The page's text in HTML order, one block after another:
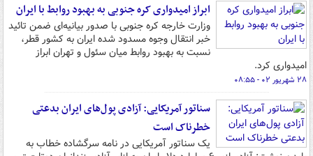
ابراز امیدواری کره جنوبی به بهبود روابط با ایران
وزارت خارجه کره جنوبی با صدور بیانیه‌ای ضمن تائید
خبر انتقال وجوه مسدود شده ایران به کشور قطر،
نسبت به بهبود روابط میان سئول و تهران ابراز
امیدواری کرد.
۲۸ شهریور ۰۲ - ۰۸:۵۵
سناتور آمریکایی: آزادی پول‌های ایران بدعتی
خطرناک است
یک سناتور آمریکایی در نامه سرگشاده خطاب به